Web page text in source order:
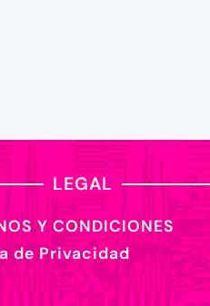
LEGAL
Y CONDICIONES
de Privacidad